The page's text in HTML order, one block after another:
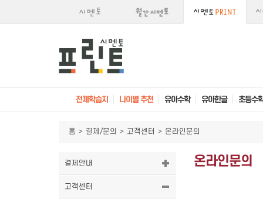
전체학습지 나이별 추천 유아수학 유아한글 초등수
홈 > 결제/문의 > 고객센터 > 온라인문의
결제안내
고객센터
온라인문의